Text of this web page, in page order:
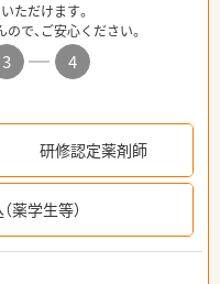
ただけます。
で、ご安心ください。
3
4
研修認定薬剤師
薬学生等）